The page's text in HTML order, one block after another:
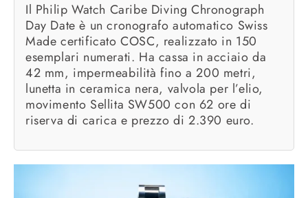
Il Philip Watch Caribe Diving Chronograph
Day Date è un cronografo automatico Swiss
Made certificato COSC, realizzato in 150
esemplari numerati. Ha cassa in acciaio da
42 mm, impermeabilità fino a 200 metri,
lunetta in ceramica nera, valvola per l’elio,
movimento Sellita SW500 con 62 ore di
riserva di carica e prezzo di 2.390 euro.